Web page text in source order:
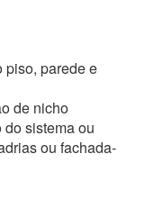
piso, parede e
de nicho
sistema ou
ou fachada-